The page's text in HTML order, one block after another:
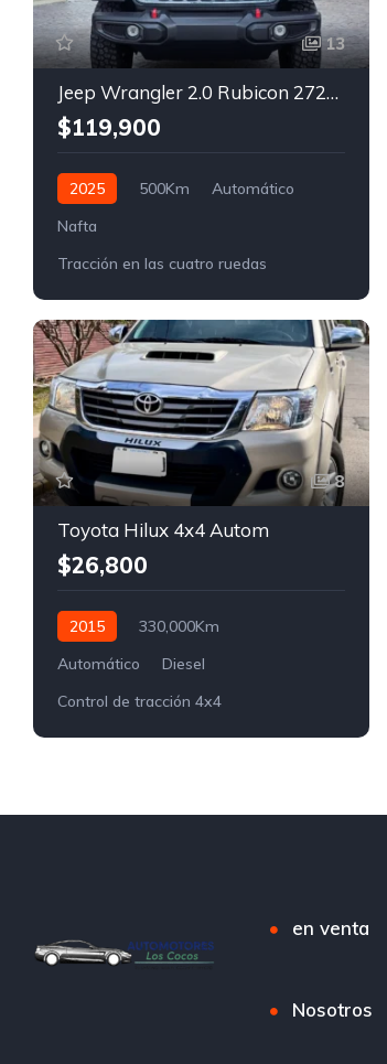
13
Jeep Wrangler 2.0 Rubicon 272Hp Atx
$119,900
2025 500Km
Automático
Nafta
Tracción en las cuatro ruedas
8
Toyota Hilux 4x4 Autom
$26,800
2015
330,000Km
Automático
Diesel
Control de tracción 4x4
en venta
Nosotros